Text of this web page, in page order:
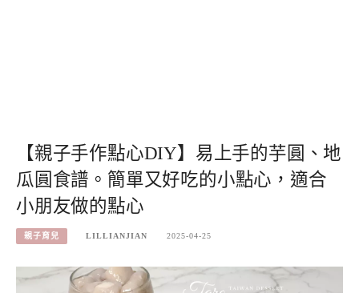
【親子手作點心DIY】易上手的芋圓、地
瓜圓食譜。簡單又好吃的小點心，適合
小朋友做的點心
親子育兒 LILLIANJIAN 2025-04-25